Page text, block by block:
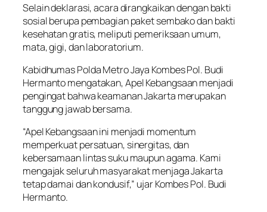
Selain deklarasi, acara dirangkaikan dengan bakti
sosial berupa pembagian paket sembako dan bakti
kesehatan gratis, meliputi pemeriksaan umum,
mata, gigi, dan laboratorium.
Kabidhumas Polda Metro Jaya Kombes Pol. Budi
Hermanto mengatakan, Apel Kebangsaan menjadi
pengingat bahwa keamanan Jakarta merupakan
tanggung jawab bersama.
“Apel Kebangsaan ini menjadi momentum
memperkuat persatuan, sinergitas, dan
kebersamaan lintas suku maupun agama. Kami
mengajak seluruh masyarakat menjaga Jakarta
tetap damai dan kondusif,” ujar Kombes Pol. Budi
Hermanto.